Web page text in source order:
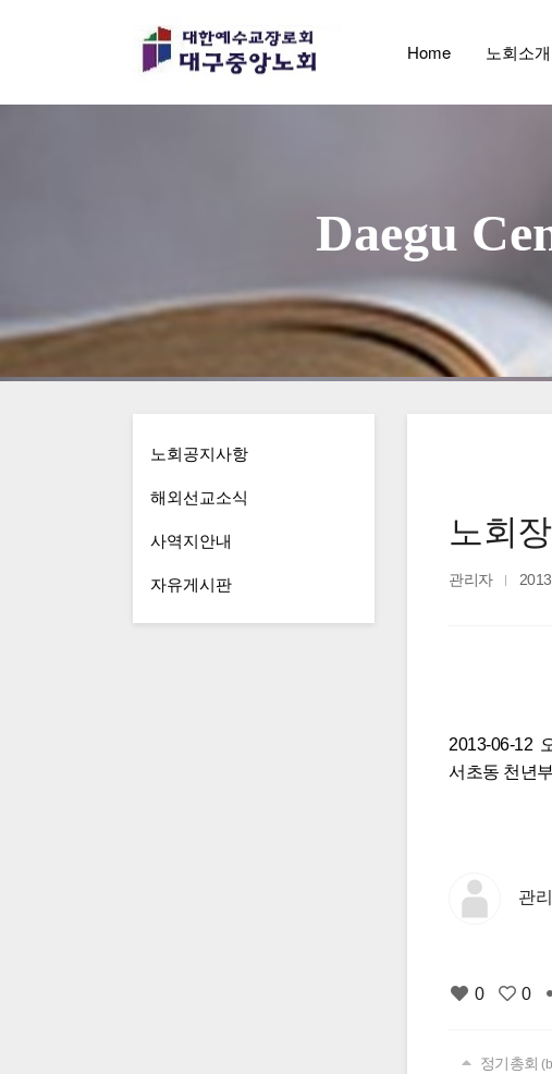
Home 노회소개
노회공지사항
해외선교소식
사역지안내
자유게시판
노회
관리자
2013-06-12
서초동 천년
관
0 0
정기총회